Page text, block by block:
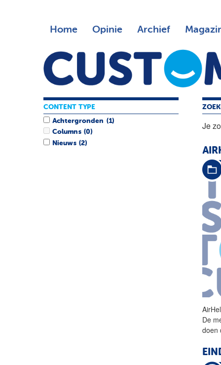
Home Opinie Archief
Je
De
doen
CONTENT TYPE
Achtergronden (1)
Columns (0)
Nieuws (2)